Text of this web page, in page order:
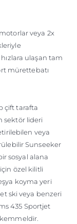
veya 2x
ulaşan tam
mürettebatı
çift tarafta
sektör lideri
veya
Sunseeker
sosyal alana
özel kilitli
koyma yeri
ski veya benzeri
435 Sportjet